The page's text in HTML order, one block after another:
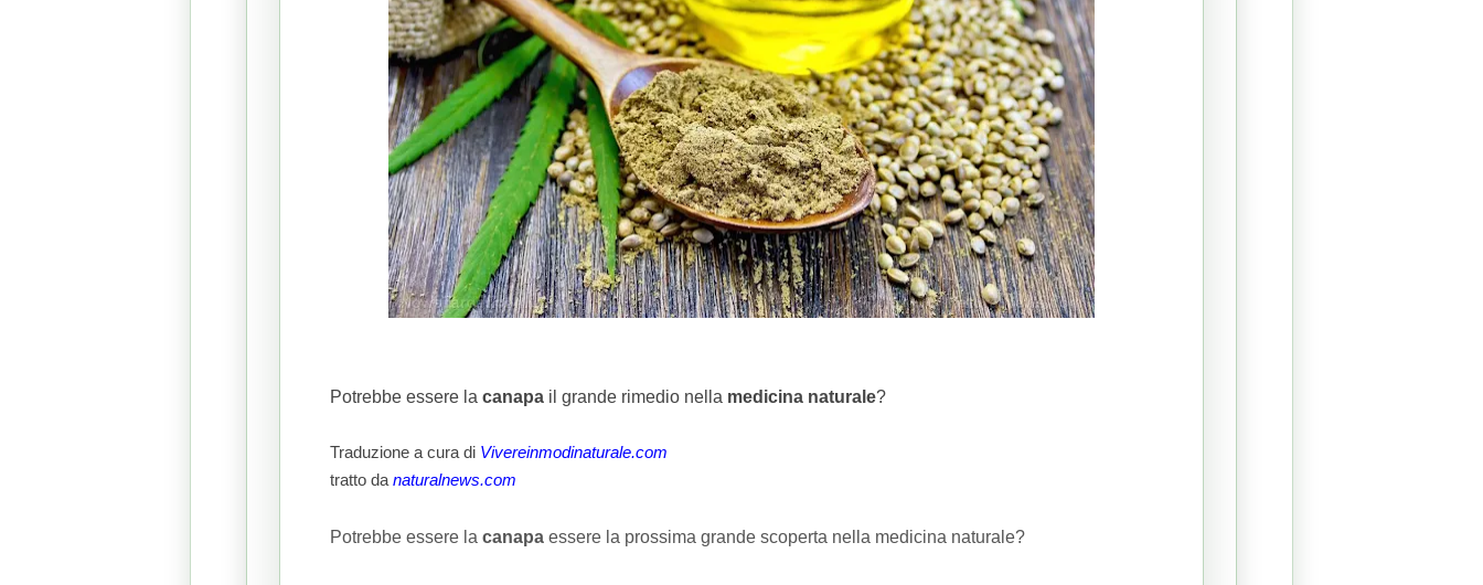
Potrebbe essere la canapail grande rimedio nella medicina naturale?
Traduzione a cura di Vivereinmodinaturale.com
tratto da naturalnews.com
Potrebbe essere la canapaessere la prossima grande scoperta nella medicina naturale?